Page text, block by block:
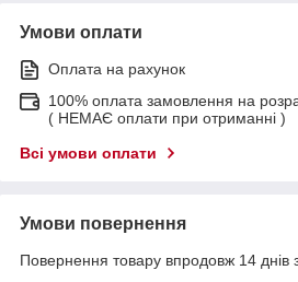
Умови оплати
Оплата на рахунок
100% оплата замовлення на
( НЕМАЄ оплати при отриманні )
Всі умови оплати
Умови повернення
Повернення товару впродовж 14 днів